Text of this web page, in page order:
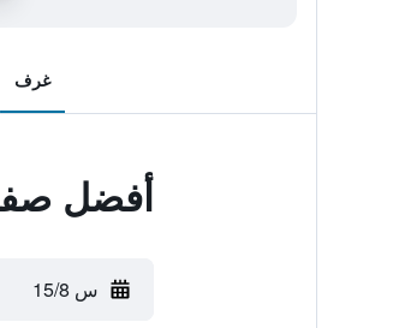
غرف
أفضل
س 15/8